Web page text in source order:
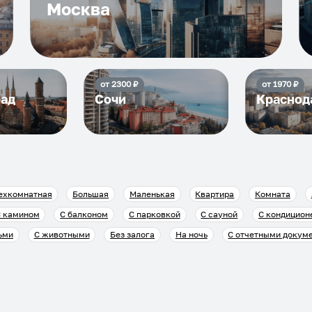
Москва
от 2300₽
Сочи
от 1970₽
Большая Маленькая Квартира Комната
камином С балконом С парковкой С сауной
С
С животными Без залога На ночь С отчетными